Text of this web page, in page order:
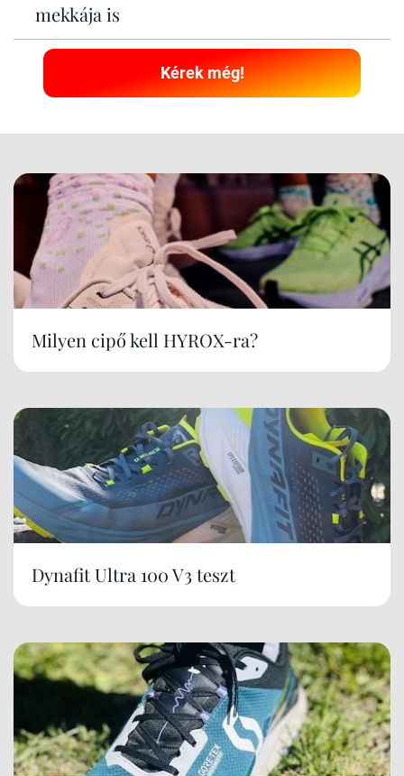
mekkája is
Kérek még!
Milyen cipő kell HYROX-ra?
Dynafit Ultra 100 V3 teszt